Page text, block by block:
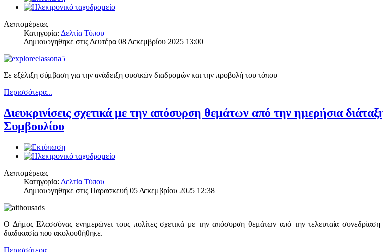
Λεπτομέρειες
Κατηγορία: Δελτία Τύπου
Δημιουργηθηκε στις Δευτέρα 08 Δεκεμβρίου 2025 13:00
Σε εξέλιξη σύμβαση για την ανάδειξη φυσικών διαδρομών και την προβολή του τόπου
Περισσότερα...
Διευκρινίσεις σχετικά με την απόσυρση θεμάτων από την ημερήσια
Συμβουλίου
Λεπτομέρειες
Κατηγορία: Δελτία Τύπου
Δημιουργηθηκε στις Παρασκευή 05 Δεκεμβρίου 2025 12:38
Ο Δήμος Ελασσόνας ενημερώνει τους πολίτες σχετικά με την απόσυρση θεμάτων από την τελευταία
διαδικασία που ακολουθήθηκε.
Περισσότερα...